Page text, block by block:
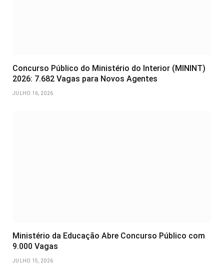
Concurso Público do Ministério do Interior (MININT)
2026: 7.682 Vagas para Novos Agentes
JULHO 16, 2026
Ministério da Educação Abre Concurso Público com
9.000 Vagas
JULHO 15, 2026